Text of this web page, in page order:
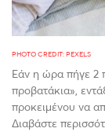
PHOTO CREDIT: PEXELS
Εάν η ώρα πήγε 2
προβατάκια»,
προκειμένου να
Διαβάστε